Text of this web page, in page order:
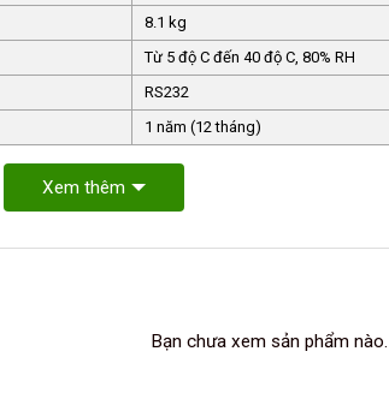
8.1 kg
Từ 5 độ C đến 40 độ C, 80% RH
RS232
1 năm (12 tháng)
Xem thêm
Bạn chưa xem sản phẩm nào.